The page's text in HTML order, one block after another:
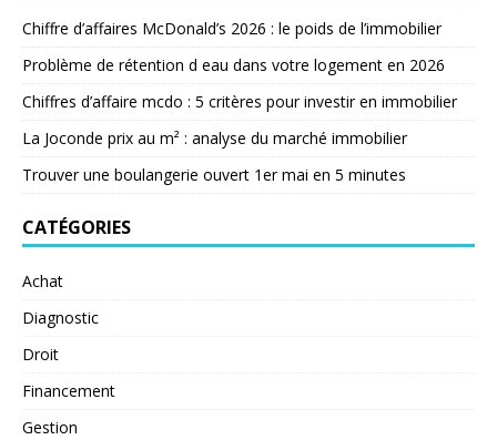
Chiffre d’affaires McDonald’s 2026 : le poids de l’immobilier
Problème de rétention d eau dans votre logement en 2026
Chiffres d’affaire mcdo : 5 critères pour investir en immobilier
La Joconde prix au m² : analyse du marché immobilier
Trouver une boulangerie ouvert 1er mai en 5 minutes
CATÉGORIES
Achat
Diagnostic
Droit
Financement
Gestion